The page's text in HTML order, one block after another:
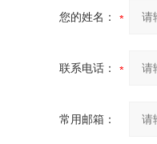
您的姓名：
联系电话：
常用邮箱：